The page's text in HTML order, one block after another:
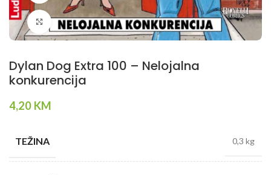
Klikni da povečaš
Dylan Dog Extra 100 – Nelojalna
konkurencija
4,20 KM
TEŽINA 0,3 kg